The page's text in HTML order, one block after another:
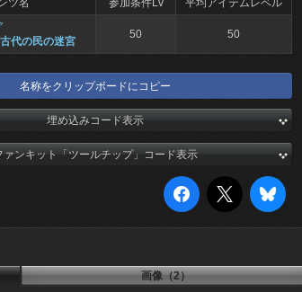
ツ名 参加条件Lv 平均アイテムレベル
代の民の迷宮
50 50
名称をクリップボードにコピー
埋め込みコード表示
ァンキット「ツールチップ」コード表示
画像（2）